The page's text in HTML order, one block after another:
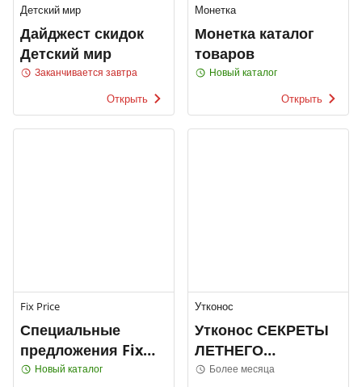
Детский мир
Дайджест скидок
Детский мир
Заканчивается завтра
Открыть
Монетка
Монетка каталог
товаров
Новый каталог
Открыть
Fix Price
Специальные
предложения Fix
Price
Новый каталог
Утконос
Утконос СЕКРЕТЫ
ЛЕТНЕГО
ПРАЗДНИКА
Более месяца